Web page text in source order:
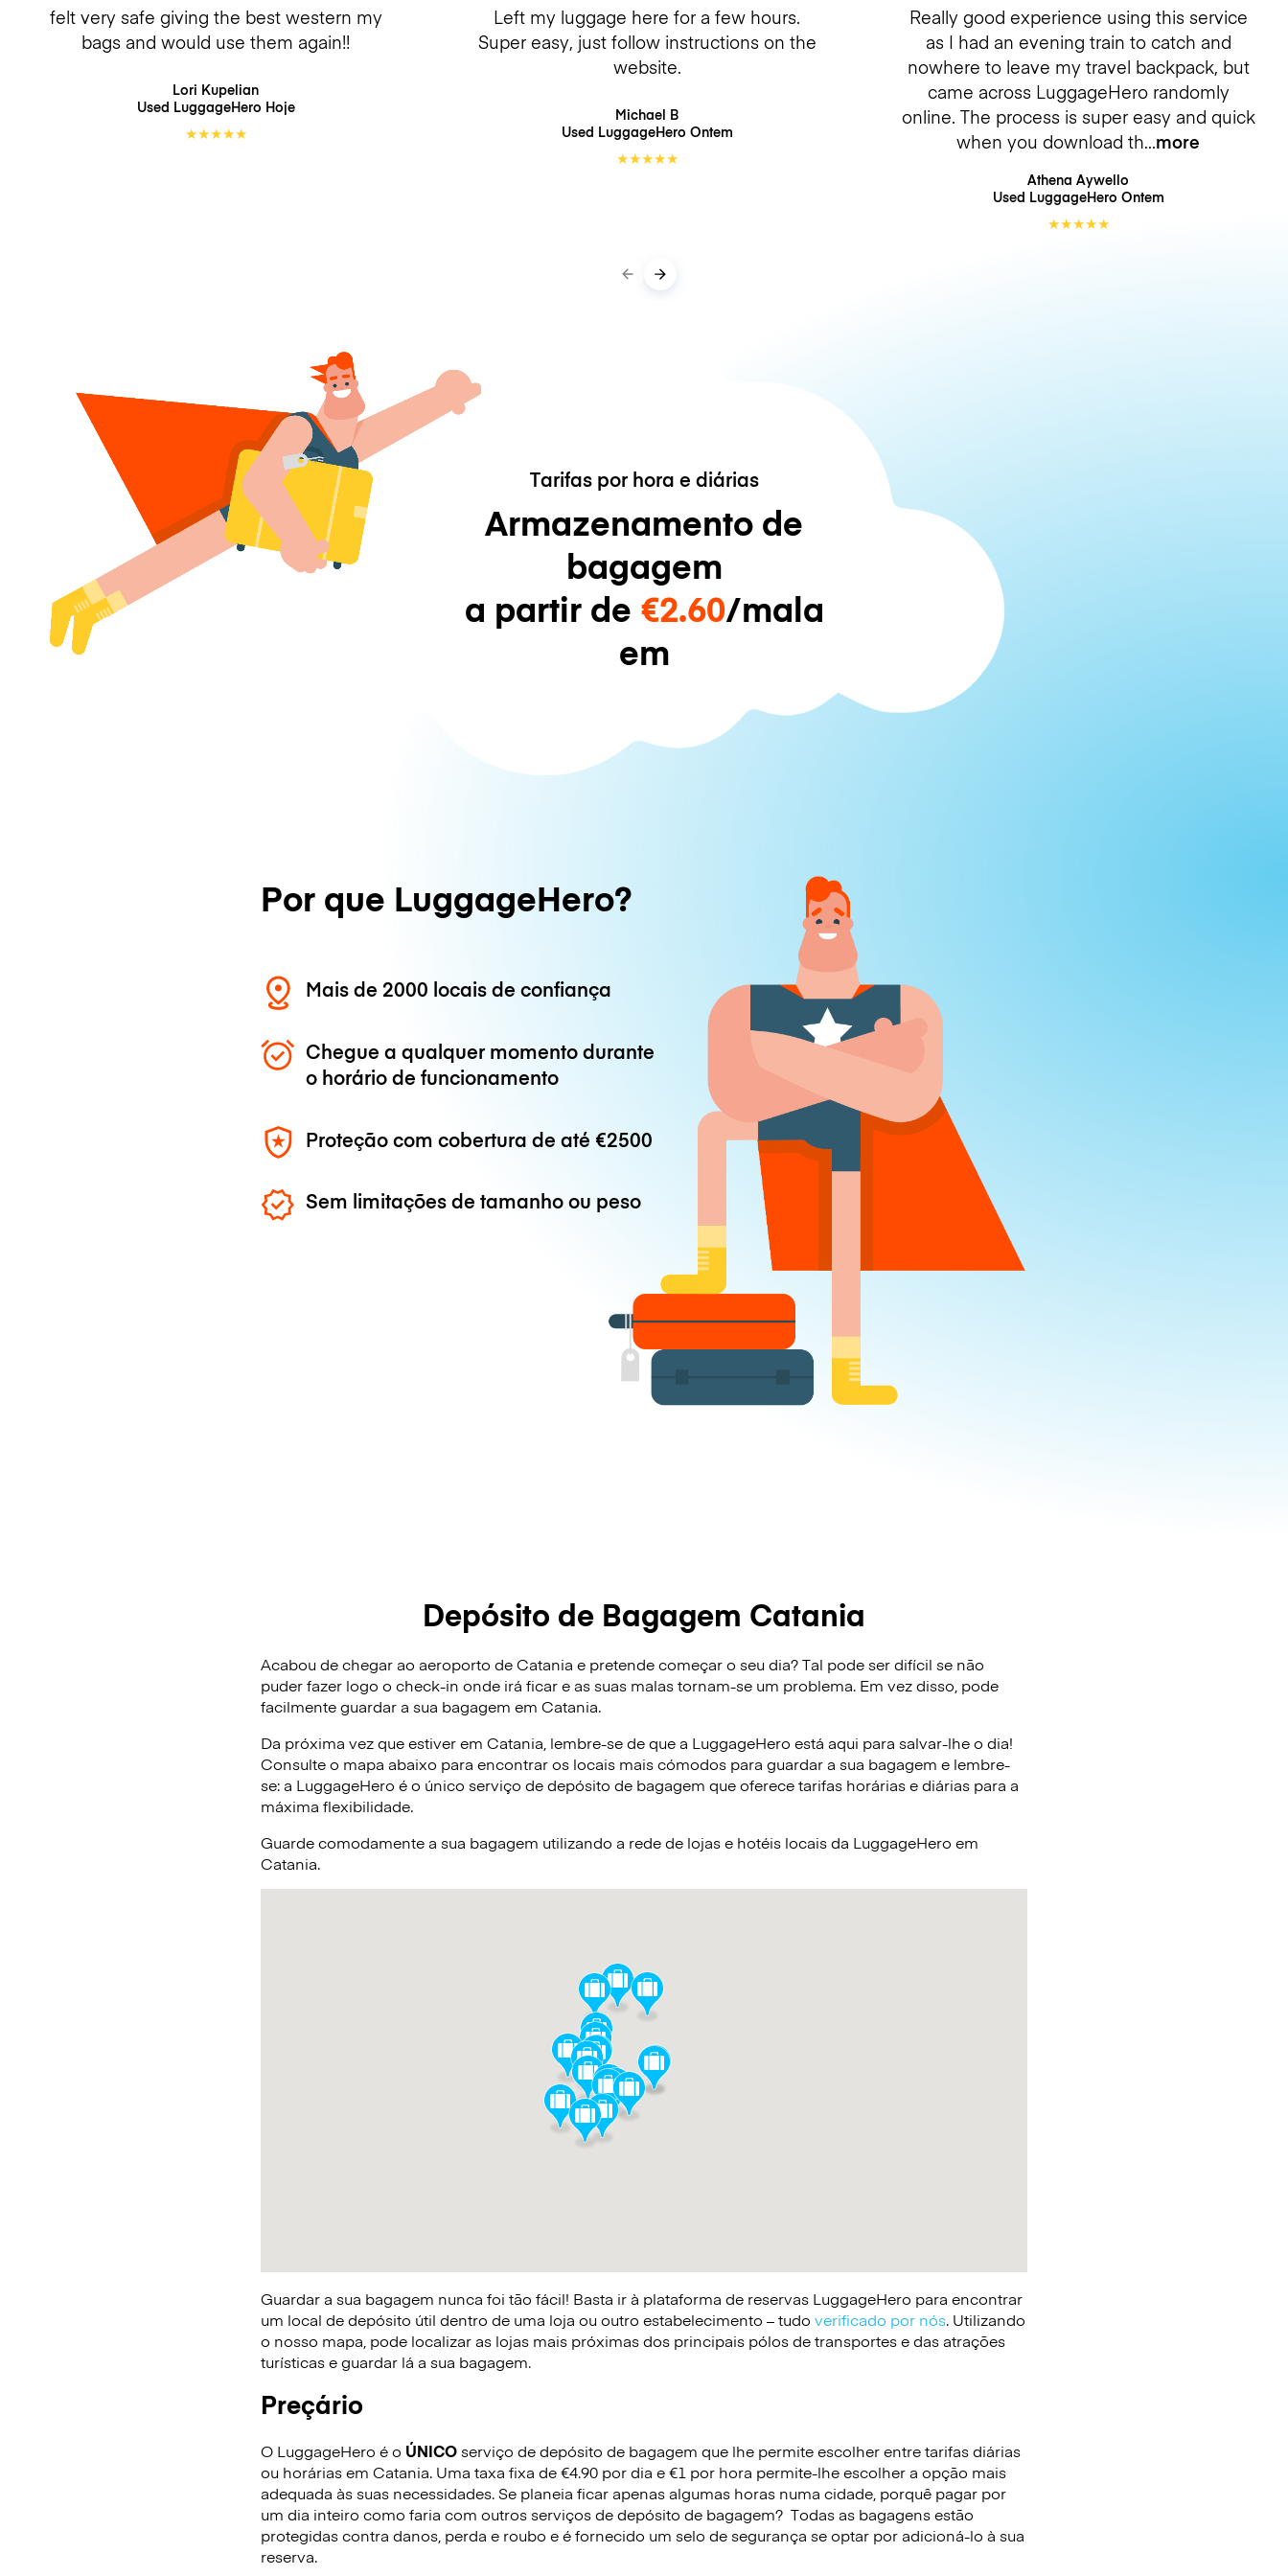
felt very safe giving the best western my
bags and would use them again!!
Lori Kupelian
Used LuggageHero Hoje
★★★★★
Left my luggage here for a few hours.
Super easy, just follow instructions on the
website.
Michael B
Used LuggageHero Ontem
★★★★★
Really good experience using this service
as I had an evening train to catch and
nowhere to leave my travel backpack, but
came across LuggageHero randomly
online. The process is super easy and quick
when you download th more
Athena Aywello
Used LuggageHero Ontem
★★★★★
Tarifas por hora e diárias
Armazenamento de
bagagem
a partir de €2.60/mala
em
Por que LuggageHero?
Mais de 2000 locais de confiança
Chegue a qualquer momento durante
o horário de funcionamento
Proteção com cobertura de até €2500
Sem limitações de tamanho ou peso
Depósito de Bagagem Catania
Acabou de chegar ao aeroporto de Catania e pretende começar o seu dia? Tal pode ser difícil se não
puder fazer logo o check-in onde irá ficar e as suas malas tornam-se um problema. Em vez disso, pode
facilmente guardar a sua bagagem em Catania.
Da próxima vez que estiver em Catania, lembre-se de que a LuggageHero está aqui para salvar-lhe o dia!
Consulte o mapa abaixo para encontrar os locais mais cómodos para guardar a sua bagagem e lembre-
se: a LuggageHero é o único serviço de depósito de bagagem que oferece tarifas horárias e diárias para a
máxima flexibilidade.
Guarde comodamente a sua bagagem utilizando a rede de lojas e hotéis locais da LuggageHero em
Catania.
Guardar a sua bagagem nunca foi tão fácil! Basta ir à plataforma de reservas LuggageHero para encontrar
um local de depósito útil dentro de uma loja ou outro estabelecimento – tudo verificado por nós. Utilizando
o nosso mapa, pode localizar as lojas mais próximas dos principais pólos de transportes e das atrações
turísticas e guardar lá a sua bagagem.
Preçário
O LuggageHero é o ÚNICOserviço de depósito de bagagem que lhe permite escolher entre tarifas diárias
ou horárias em Catania. Uma taxa fixa de €4.90 por dia e €1 por hora permite-lhe escolher a opção mais
adequada às suas necessidades. Se planeia ficar apenas algumas horas numa cidade, porquê pagar por
um dia inteiro como faria com outros serviços de depósito de bagagem? Todas as bagagens estão
protegidas contra danos, perda e roubo e é fornecido um selo de segurança se optar por adicioná-lo à sua
reserva.